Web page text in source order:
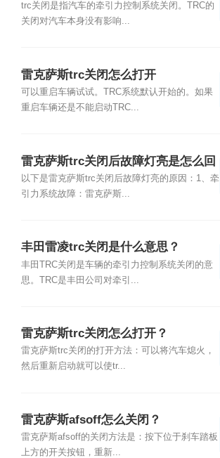
trc关闭是指汽车的牵引力控制系统关闭。TRC的
关闭对汽车本身没有影响...
雷克萨斯trc关闭怎么打开
可以重启车辆试试。TRC系统默认开始的。如果
重启车辆还是不能启动TRC...
雷克萨斯trc关闭后故障灯亮是怎么回
事？
以下是雷克萨斯trc关闭后故障灯亮的原因：1、牵
引力系统故障：雷克萨斯...
丰田雷凌trc关闭是什么意思？
丰田TRC关闭是车辆的牵引力控制系统关闭的意
思。TRC是丰田公司对牵引...
雷克萨斯trc关闭怎么打开？
雷克萨斯trc关闭的打开方法：可以将汽车熄火，
然后重新启动就可以使tr...
雷克萨斯afsoff怎么关闭？
雷克萨斯afsoff的关闭方法是：按下位于刹车踏板
上方的开关按钮，重新...